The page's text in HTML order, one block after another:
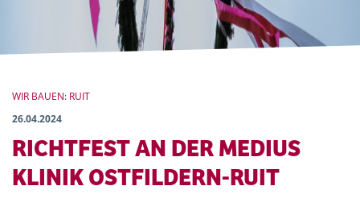
WIR BAUEN: RUIT
26.04.2024
RICHTFEST AN DER MEDIUS
KLINIK OSTFILDERN-RUIT